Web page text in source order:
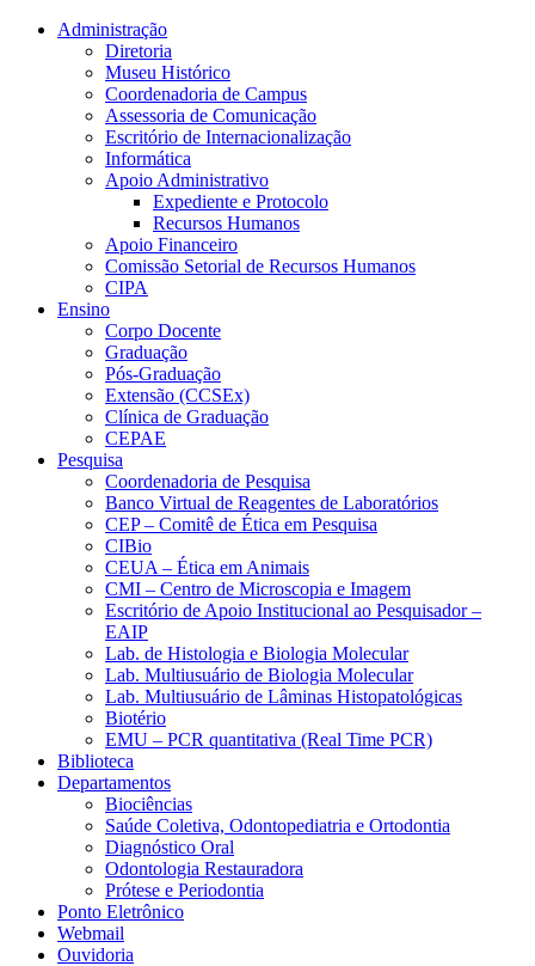
Conteúdo principal Menu principal
Administração
Diretoria
Museu Histórico
Coordenadoria de Campus
Assessoria de Comunicação
Escritório de Internacionalização
Informática
Apoio Administrativo
Expediente e Protocolo
Recursos Humanos
Apoio Financeiro
Comissão Setorial de Recursos Humanos
CIPA
Ensino
Corpo Docente
Graduação
Pós-Graduação
Extensão (CCSEx)
Clínica de Graduação
CEPAE
Pesquisa
Coordenadoria de Pesquisa
Banco Virtual de Reagentes de Laboratórios
CEP – Comitê de Ética em Pesquisa
CIBio
CEUA – Ética em Animais
CMI – Centro de Microscopia e Imagem
Escritório de Apoio Institucional ao Pesquisador –
EAIP
Lab. de Histologia e Biologia Molecular
Lab. Multiusuário de Biologia Molecular
Lab. Multiusuário de Lâminas Histopatológicas
Biotério
EMU – PCR quantitativa (Real Time PCR)
Biblioteca
Departamentos
Biociências
Saúde Coletiva, Odontopediatria e Ortodontia
Diagnóstico Oral
Odontologia Restauradora
Prótese e Periodontia
Ponto Eletrônico
Webmail
Ouvidoria